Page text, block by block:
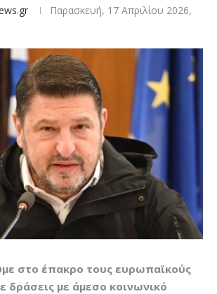
Παρασκευή, 17 Απριλίου 2026,
στο έπακρο τους ευρωπαϊκούς
δράσεις με άμεσο κοινωνικό